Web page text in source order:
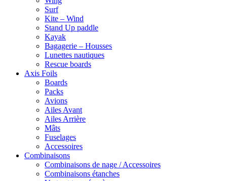
Surf
Kite – Wind
Stand Up paddle
Kayak
Bagagerie – Housses
Lunettes nautiques
Rescue boards
Axis Foils
Boards
Packs
Avions
Ailes Avant
Ailes Arrière
Mâts
Fuselages
Accessoires
Combinaisons
Combinaisons de nage / Accessoires
Combinaisons étanches